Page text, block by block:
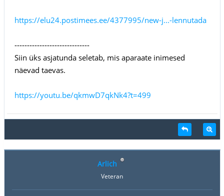
https://elu24.postimees.ee/4377995/new-j...-lennutada
------------------------------
Siin üks asjatunda seletab, mis aparaate inimesed
näevad taevas.
https://youtu.be/qkmwD7qkNk4?t=499
Arlich
Veteran